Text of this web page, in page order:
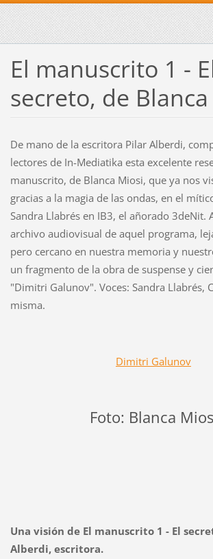
El manuscrito 1 -
secreto, de
De mano de la escritora Pilar Alberdi,
lectores de In-Mediatika esta excelente
manuscrito, de Blanca Miosi, que ya nos
gracias a la magia de las ondas, en el
Sandra Llabrés en IB3, el añorado 3deNit.
archivo audiovisual de aquel programa,
pero cercano en nuestra memoria y
un fragmento de la obra de suspense y
"Dimitri Galunov". Voces: Sandra Llabrés,
misma.
Dimitri Galunov
Foto: Blanca
Una visión de El manuscrito 1 - El
Alberdi, escritora.